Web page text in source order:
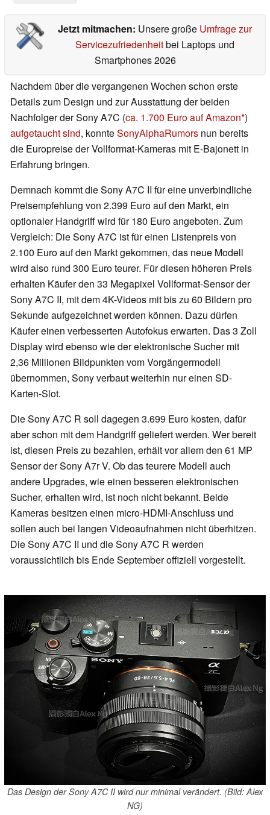
Jetzt mitmachen: Unsere große Umfrage zur
Servicezufriedenheitbei Laptops und
Smartphones 2026
Nachdem über die vergangenen Wochen schon erste
Details zum Design und zur Ausstattung der beiden
Nachfolger der Sony A7C (ca. 1.700 Euro auf Amazon )
aufgetaucht sind, konnteSonyAlphaRumors nun bereits
die Europreise der Vollformat-Kameras mit E-Bajonett in
Erfahrung bringen.
Demnach kommt die Sony A7C II für eine unverbindliche
Preisempfehlung von 2.399 Euro auf den Markt, ein
optionaler Handgriff wird für 180 Euro angeboten. Zum
Vergleich: Die Sony A7C ist für einen Listenpreis von
2.100 Euro auf den Markt gekommen, das neue Modell
wird also rund 300 Euro teurer. Für diesen höheren Preis
erhalten Käufer den 33 Megapixel Vollformat-Sensor der
Sony A7C II, mit dem 4K-Videos mit bis zu 60 Bildern pro
Sekunde aufgezeichnet werden können. Dazu dürfen
Käufer einen verbesserten Autofokus erwarten. Das 3 Zoll
Display wird ebenso wie der elektronische Sucher mit
2,36 Millionen Bildpunkten vom Vorgängermodell
übernommen, Sony verbaut weiterhin nur einen SD-
Karten-Slot.
Die Sony A7C R soll dagegen 3.699 Euro kosten, dafür
aber schon mit dem Handgriff geliefert werden. Wer bereit
ist, diesen Preis zu bezahlen, erhält vor allem den 61 MP
Sensor der Sony A7r V. Ob das teurere Modell auch
andere Upgrades, wie einen besseren elektronischen
Sucher, erhalten wird, ist noch nicht bekannt. Beide
Kameras besitzen einen micro-HDMI-Anschluss und
sollen auch bei langen Videoaufnahmen nicht überhitzen.
Die Sony A7C II und die Sony A7C R werden
voraussichtlich bis Ende September offiziell vorgestellt.
Das Design der Sony A7C II wird nur minimal verändert. (Bild: Alex
NG)